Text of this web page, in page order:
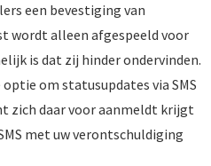
een bevestiging van
wordt alleen afgespeeld voor
is dat zij hinder ondervinden.
om statusupdates via SMS
zich daar voor aanmeldt krijgt
met uw verontschuldiging